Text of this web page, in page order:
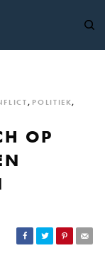
, POLITIEK,
OP